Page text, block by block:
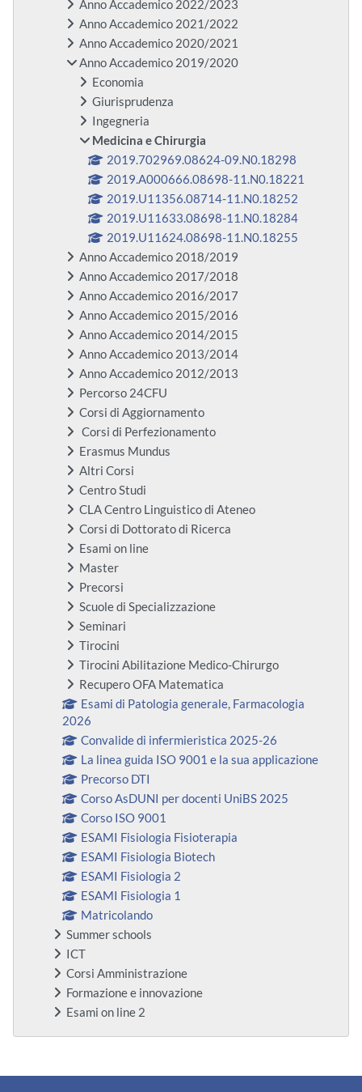
Anno Accademico 2022/2023
Anno Accademico 2021/2022
Anno Accademico 2020/2021
Anno Accademico 2019/2020
Economia
Giurisprudenza
Ingegneria
Medicina e Chirurgia
2019.702969.08624-09.N0.18298
2019.A000666.08698-11.N0.18221
2019.U11356.08714-11.N0.18252
2019.U11633.08698-11.N0.18284
2019.U11624.08698-11.N0.18255
Anno Accademico 2018/2019
Anno Accademico 2017/2018
Anno Accademico 2016/2017
Anno Accademico 2015/2016
Anno Accademico 2014/2015
Anno Accademico 2013/2014
Anno Accademico 2012/2013
Percorso 24CFU
Corsi di Aggiornamento
Corsi di Perfezionamento
Erasmus Mundus
Altri Corsi
Centro Studi
CLA Centro Linguistico di Ateneo
Corsi di Dottorato di Ricerca
Esami on line
Master
Precorsi
Scuole di Specializzazione
Seminari
Tirocini
Tirocini Abilitazione Medico-Chirurgo
Recupero OFA Matematica
Esami di Patologia generale, Farmacologia
2026
Convalide di infermieristica 2025-26
La linea guida ISO 9001 e la sua applicazione
Precorso DTI
Corso AsDUNI per docenti UniBS 2025
Corso ISO 9001
ESAMI Fisiologia Fisioterapia
ESAMI Fisiologia Biotech
ESAMI Fisiologia 2
ESAMI Fisiologia 1
Matricolando
Summer schools
ICT
Corsi Amministrazione
Formazione e innovazione
Esami on line 2
Blocchi supplementari